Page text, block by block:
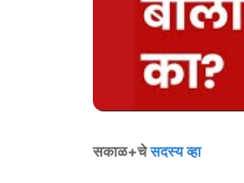
सकाळ+चेसदस्य व्हा